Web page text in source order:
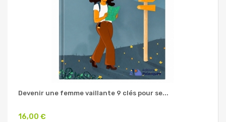
Devenir une femme vaillante 9 clés pour se...
16,00 €